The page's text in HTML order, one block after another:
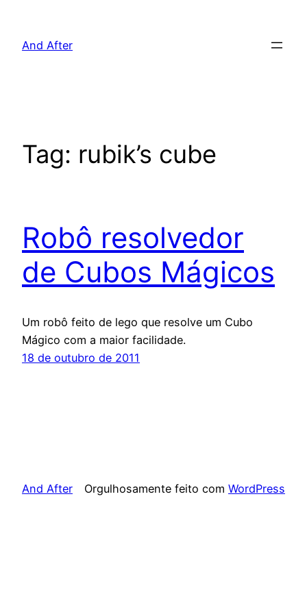
And After
Tag: rubik’s cube
Robô resolvedor
de Cubos Mágicos
Um robô feito de lego que resolve um Cubo
Mágico com a maior facilidade.
18 de outubro de 2011
And After Orgulhosamente feito com WordPress